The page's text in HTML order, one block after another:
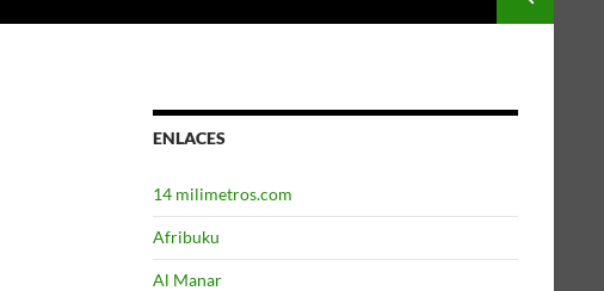
ENLACES
14 milimetros.com
Afribuku
Al Manar